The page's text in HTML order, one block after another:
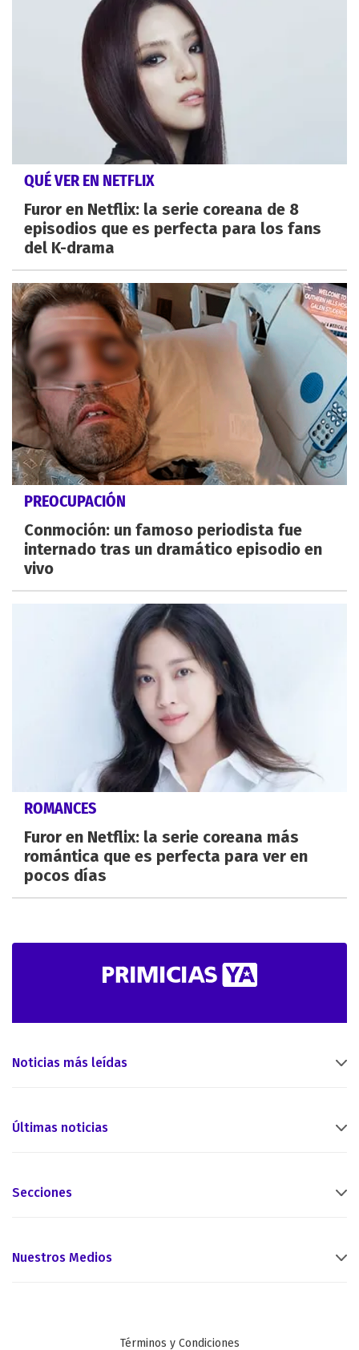
QUÉ VER EN NETFLIX
Furor en Netflix: la serie coreana de 8
episodios que es perfecta para los fans
del K-drama
PREOCUPACIÓN
Conmoción: un famoso periodista fue
internado tras un dramático episodio en
vivo
ROMANCES
Furor en Netflix: la serie coreana más
romántica que es perfecta para ver en
pocos días
Noticias más leídas
Últimas noticias
Secciones
Nuestros Medios
Términos y Condiciones